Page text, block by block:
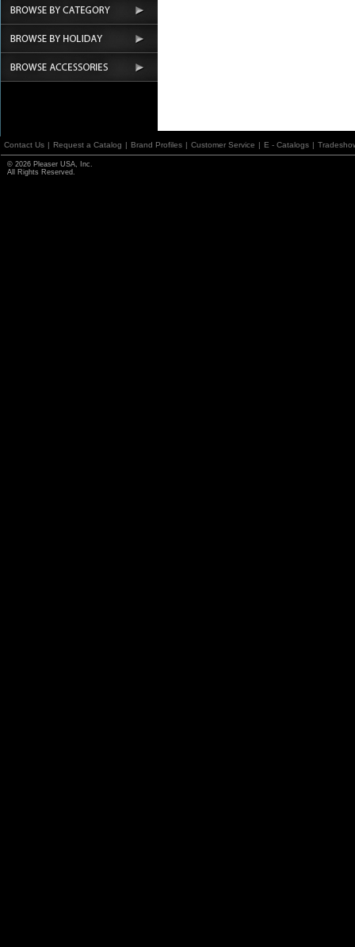
· 6" Sultry
Contact Us | Request a Catalog | Brand Profiles | Customer Service | E - Catalogs |
© 2026 Pleaser USA, Inc.
All Rights Reserved.